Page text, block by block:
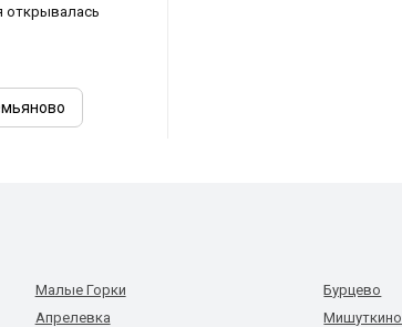
открывалась
Малые Горки
Апрелевка
Бурцево
Мишуткино